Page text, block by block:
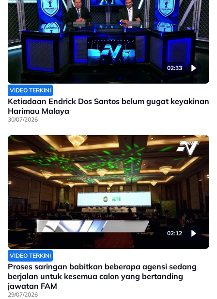
02:33
VIDEO TERKINI
Ketiadaan Endrick Dos Santos belum gugat keyakinan
Harimau Malaya
30/07/2026
02:12
VIDEO TERKINI
Proses saringan babitkan beberapa agensi sedang
berjalan untuk kesemua calon yang bertanding
jawatan FAM
29/07/2026